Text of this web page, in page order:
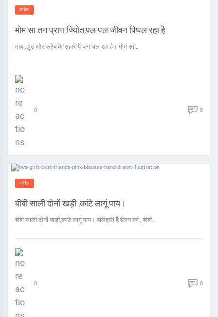
कविता
मोम सा तन प्राण ज्योित,पल पल जीवन पिघल रहा है
माया,झूठ और फरेब के सहारे ये जग चल रहा है। मोम सा…
0 0
कविता
बीबी साली दोनों खड़ी ,कांटे लागूं पाय।
बीबी साली दोनों खड़ी,कांटे लागूं पाय। बलिहारी है बेलन की , बीबी…
0 0